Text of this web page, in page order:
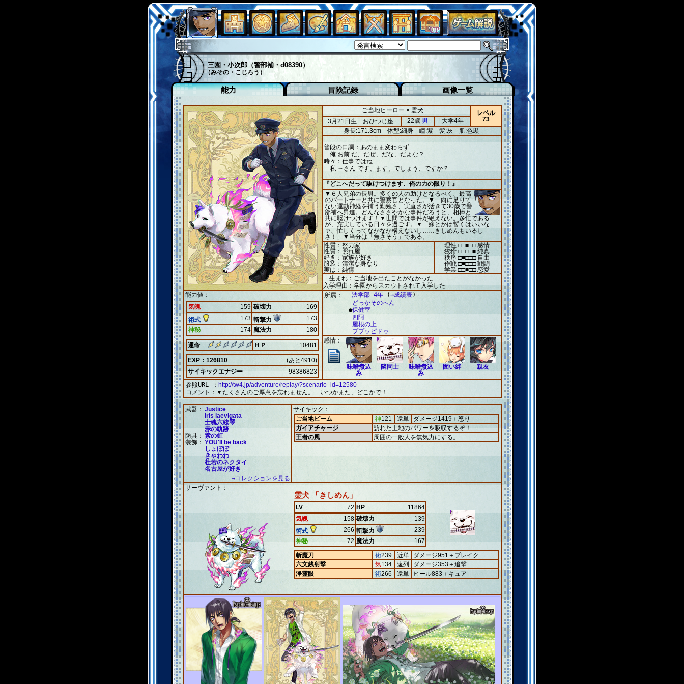
三園・小次郎（警部補・d08390）
（みその・こじろう）
能力 冒険記録 画像一覧
ご当地ヒーロー × 霊犬
レベル
73
3月21日生 おひつじ座 22歳 男
大学4年
身長:171.3cm 体型:細身 瞳:紫 髪:灰 肌:色黒
普段の口調：あのまま変わらず
俺 お前 だ、だぜ、だな、だよな？
時々：仕事ではね
私 ～さん です、ます、でしょう、ですか？
『どこへだって駆けつけます、俺の力の限り！』
▼６人兄弟の長男。多くの人の助けとなるべく、最高
のパートナーと共に警察官となった。▼一向に足りて
ない運動神経を補う勤勉さ、実直さが活きて30歳で警
部補へ昇進。どんなささやかな事件だろうと、相棒と
共に駆けつけます！▼世間では事件が絶えない。多忙である
が、充実している日々を過ごす。▼「嫁とかは暫くはいいな
ァ、忙しくってなかなか構えないし……きしめんもいるし
さ！」▼当分は「無さそう」である。
性質：努力家
性質：照れ屋
好き：家族が好き
服装：清潔な身なり
実は：純情
理性 □□■□□ 感情
狡猾 □□□□■ 純真
秩序 □■□□□ 自由
作戦 □■□□□ 戦闘
学業 □□■□□ 恋愛
生まれ：ご当地を出たことがなかった
入学理由：学園からスカウトされて入学した
能力値：
気魄
159 破壊力
169
術式
173 斬撃力
173
神秘
174 魔法力 180
運命 ＨＰ 10481
EXP：126810
(あと4910)
サイキックエナジー
98386823
所属： 法学部 4年 (→成績表)
どっかそのへん
●保健室
四阿
屋根の上
ププッピドゥ
感情：
味噌煮込
み
隣同士
味噌煮込
み
固い絆 親友
参照URL ： http://tw4.jp/adventure/replay/?scenario_id=12580
コメント： ▼たくさんのご厚意を忘れません。 いつかまた、どこかで！
武器： Justice
Iris laevigata
士魂六絃琴
赤の軌跡
防具： 紫の虹
装飾：YOU'll be back
しょぼぼ
きゃわわ
杜若のネクタイ
名古屋が好き
→コレクションを見る
サイキック：
ご当地ビーム
神121 遠単
ダメージ1419＋怒り
ガイアチャージ
訪れた土地のパワーを吸収するぞ！
王者の風
周囲の一般人を無気力にする。
サーヴァント：
霊犬 「きしめん」
LV 72 HP
11864
気魄
158 破壊力
139
術式
266 斬撃力
239
神秘
72 魔法力
167
斬魔刀
術239 近単
ダメージ951＋ブレイク
六文銭射撃
気134 遠列
ダメージ353＋追撃
浄霊眼
術266 遠単 ヒール883＋キュア